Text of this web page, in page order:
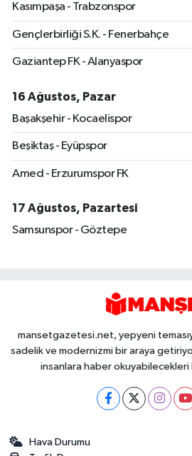
Kasımpaşa - Trabzonspor
Gençlerbirliği S.K. - Fenerbahçe
Gaziantep FK - Alanyaspor
16 Ağustos, Pazar
Başakşehir - Kocaelispor
Beşiktaş - Eyüpspor
Amed - Erzurumspor FK
17 Ağustos, Pazartesi
Samsunspor - Göztepe
mansetgazetesi.net, yepyeni
sadelik ve modernizmi bir araya
insanlara haber okuyabilecekleri
Hava Durumu